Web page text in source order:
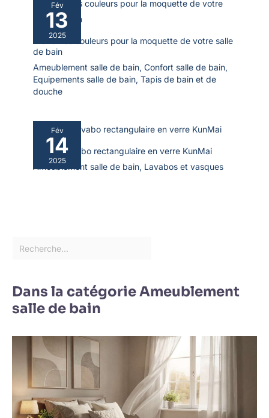
Fév
13
2025
Meilleures couleurs pour la moquette de votre salle
de bain
Ameublement salle de bain, Confort salle de bain,
Equipements salle de bain, Tapis de bain et de
douche
Fév
14
2025
Test du lavabo rectangulaire en verre KunMai
Ameublement salle de bain, Lavabos et vasques
Dans la catégorie Ameublement
salle de bain